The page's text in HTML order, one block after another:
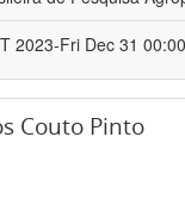
2023-Fri Dec 31
Couto Pinto